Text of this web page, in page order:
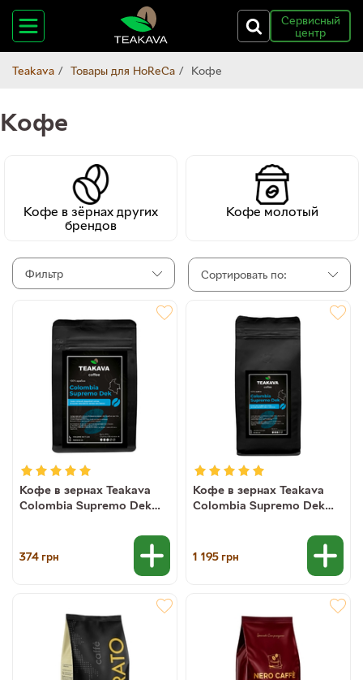
Сервисный
центр
Teakava Товары для HoReCa Кофе
Кофе
Кофе в зёрнах других
брендов
Кофе молотый
Фильтр Сортировать по:
Кофе в зернах Teakava
Colombia Supremo Dek
374грн
Кофе в зернах Teakava
Colombia Supremo Dek
(моносорт арабики)
1 195грн